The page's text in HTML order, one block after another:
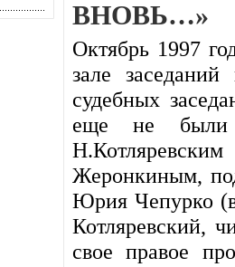
ВНОВЬ…»
Октябрь 1997
зале
судебных
еще не были
Жеронкиным,
Юрия Чепурко
Котляревский,
свое правое